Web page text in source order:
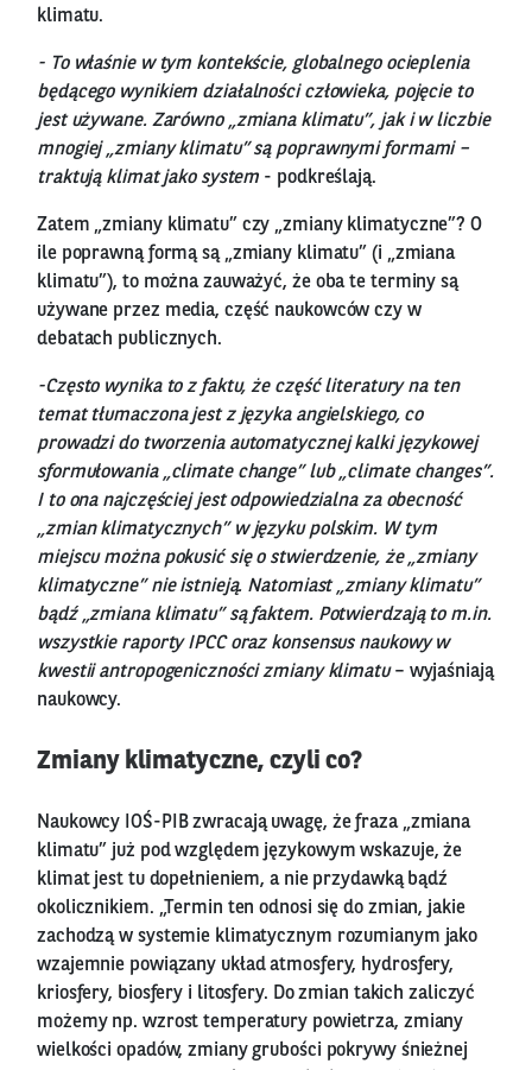
klimatu.
- To właśnie w tym kontekście, globalnego ocieplenia
będącego wynikiem działalności człowieka, pojęcie to
jest używane. Zarówno „zmiana klimatu”, jak i w liczbie
mnogiej „zmiany klimatu” są poprawnymi formami –
traktują klimat jako system - podkreślają.
Zatem „zmiany klimatu” czy „zmiany klimatyczne”? O
ile poprawną formą są „zmiany klimatu” (i „zmiana
klimatu”), to można zauważyć, że oba te terminy są
używane przez media, część naukowców czy w
debatach publicznych.
-Często wynika to z faktu, że część literatury na ten
temat tłumaczona jest z języka angielskiego, co
prowadzi do tworzenia automatycznej kalki językowej
sformułowania „climate change” lub „climate changes”.
I to ona najczęściej jest odpowiedzialna za obecność
„zmian klimatycznych” w języku polskim. W tym
miejscu można pokusić się o stwierdzenie, że „zmiany
klimatyczne” nie istnieją. Natomiast „zmiany klimatu”
bądź „zmiana klimatu” są faktem. Potwierdzają to m.in.
wszystkie raporty IPCC oraz konsensus naukowy w
kwestii antropogeniczności zmiany klimatu– wyjaśniają
naukowcy.
Zmiany klimatyczne, czyli co?
Naukowcy IOŚ-PIB zwracają uwagę, że fraza „zmiana
klimatu” już pod względem językowym wskazuje, że
klimat jest tu dopełnieniem, a nie przydawką bądź
okolicznikiem. „Termin ten odnosi się do zmian, jakie
zachodzą w systemie klimatycznym rozumianym jako
wzajemnie powiązany układ atmosfery, hydrosfery,
kriosfery, biosfery i litosfery. Do zmian takich zaliczyć
możemy np. wzrost temperatury powietrza, zmiany
wielkości opadów, zmiany grubości pokrywy śnieżnej